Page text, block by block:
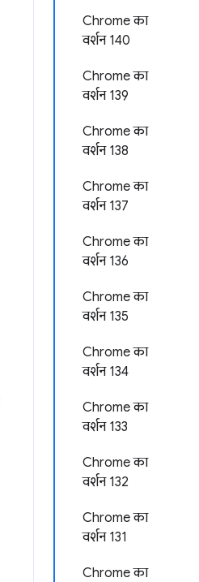
Chrome का
वर्शन 140
Chrome का
वर्शन 139
Chrome का
वर्शन 138
Chrome का
वर्शन 137
Chrome का
वर्शन 136
Chrome का
वर्शन 135
Chrome का
वर्शन 134
Chrome का
वर्शन 133
Chrome का
वर्शन 132
Chrome का
वर्शन 131
Chrome का